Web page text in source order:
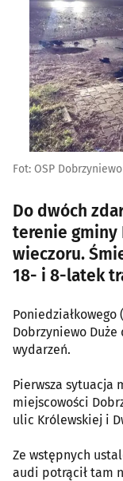
Fot: OSP
Do dwóch
terenie gminy
wieczoru.
18- i 8-latek
Dobrzyniewo Duże
wydarzeń.
Pierwsza sytuacja
miejscowości
ulic Królewskiej i
Ze wstępnych
audi potrącił tam